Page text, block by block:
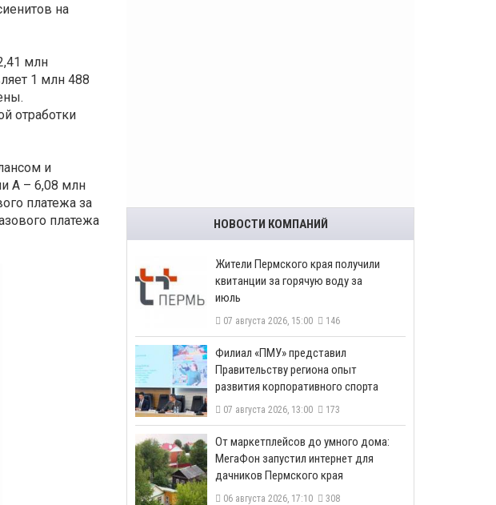
на
млн
1 млн 488
отработки
и
А – 6,08 млн
платежа за
платежа
НОВОСТИ КОМПАНИЙ
​Жители Пермского края получили
квитанции за горячую воду за
июль
07 августа 2026, 15:00 146
​Филиал «ПМУ» представил
Правительству региона опыт
развития корпоративного спорта
07 августа 2026, 13:00 173
От маркетплейсов до умного дома:
МегаФон запустил интернет для
дачников Пермского края
06 августа 2026, 17:10 308